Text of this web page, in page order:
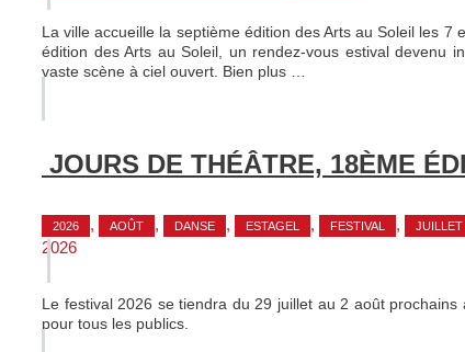
La ville accueille la septième édition des Arts au Soleil les
édition des Arts au Soleil, un rendez-vous estival devenu
vaste scène à ciel ouvert. Bien plus …
JOURS DE THÉÂTRE, 18ÈME
2026 , AOÛT , DANSE , ESTAGEL , FESTIVAL , JUILLET
2026
Le festival 2026 se tiendra du 29 juillet au 2 août
pour tous les publics.